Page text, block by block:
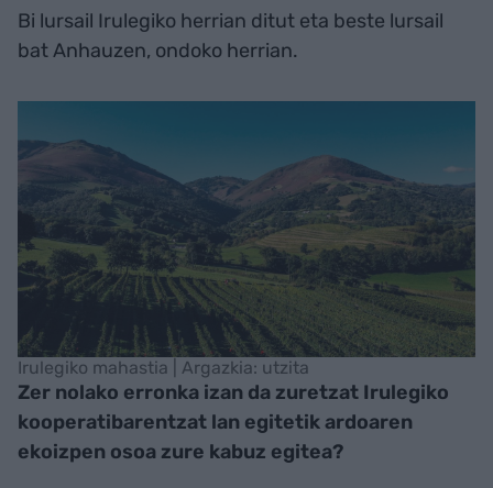
Bi lursail Irulegiko herrian ditut eta beste lursail
bat Anhauzen, ondoko herrian.
Irulegiko mahastia | Argazkia: utzita
Zer nolako erronka izan da zuretzat Irulegiko
kooperatibarentzat lan egitetik ardoaren
ekoizpen osoa zure kabuz egitea?